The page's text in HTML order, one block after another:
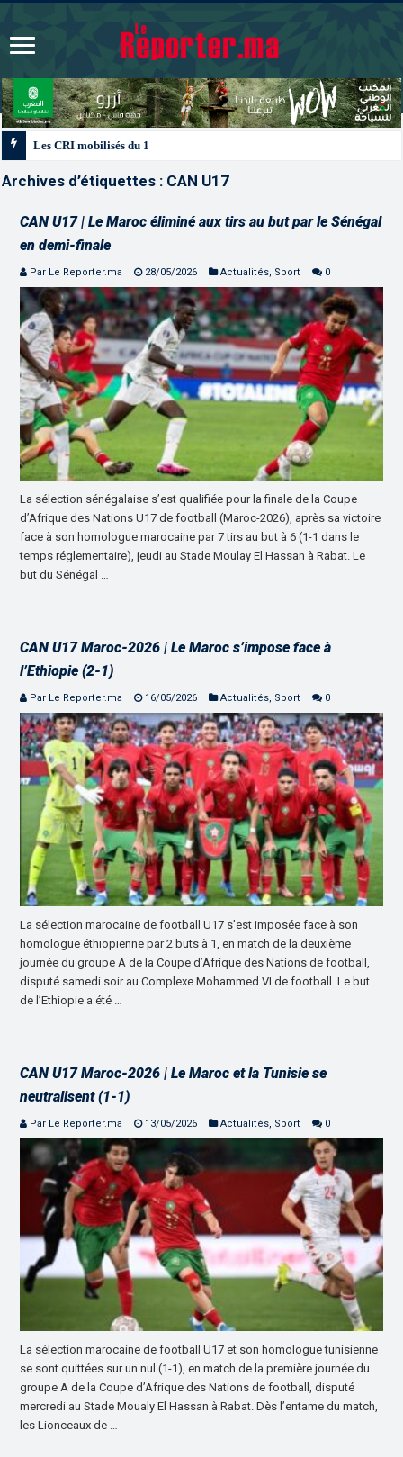
Les CRI mobilisés du 10 au 13 août pour accompagner les projets des
Archives d’étiquettes : CAN U17
CAN U17 | Le Maroc éliminé aux tirs au but par le Sénégal
en demi-finale
Par Le Reporter.ma 28/05/2026 Actualités, Sport 0
La sélection sénégalaise s’est qualifiée pour la finale de la Coupe
d’Afrique des Nations U17 de football (Maroc-2026), après sa victoire
face à son homologue marocaine par 7 tirs au but à 6 (1-1 dans le
temps réglementaire), jeudi au Stade Moulay El Hassan à Rabat. Le
but du Sénégal …
CAN U17 Maroc-2026 | Le Maroc s’impose face à
l’Ethiopie (2-1)
Par Le Reporter.ma 16/05/2026 Actualités, Sport 0
La sélection marocaine de football U17 s’est imposée face à son
homologue éthiopienne par 2 buts à 1, en match de la deuxième
journée du groupe A de la Coupe d’Afrique des Nations de football,
disputé samedi soir au Complexe Mohammed VI de football. Le but
de l’Ethiopie a été …
CAN U17 Maroc-2026 | Le Maroc et la Tunisie se
neutralisent (1-1)
Par Le Reporter.ma 13/05/2026 Actualités Sport 0
La sélection marocaine de football U17 et son homologue tunisienne
se sont quittées sur un nul (1-1), en match de la première journée du
groupe A de la Coupe d’Afrique des Nations de football, disputé
mercredi au Stade Moualy El Hassan à Rabat. Dès l’entame du match,
les Lionceaux de …